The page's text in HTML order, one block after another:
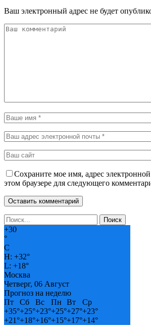
Ваш электронный адрес не будет
Сохраните мое имя, адрес
этом браузере для следующего
+30
°
C
H: +32°
L: +18°
Москва
Четверг, 06 Август
Прогноз на неделю
Пт
Сб Вс Пн Вт
Ср
+35°+25°+23°+25°+27°+23°
+21°+18°+16°+15°+17°+14°